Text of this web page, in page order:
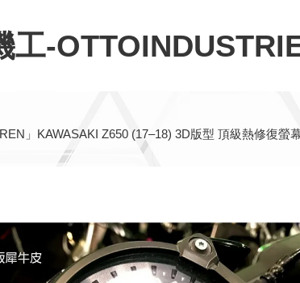
工-
」KAWASAKI Z650 (17–18) 3D版型 頂級熱修復螢